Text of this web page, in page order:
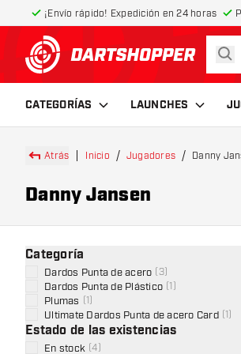
¡Envío rápido! Expedición en 24 horas
volver a la página de
CATEGORÍAS LAUNCHES
Atrás Inicio Jugadores Danny
Danny Jansen
Categoría
Dardos Punta de acero 3)
Dardos Punta de Plástico 1
Plumas 1
Ultimate Dardos Punta de acero Card 1
Estado de las existencias
En stock (4